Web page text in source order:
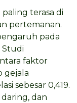
terasa di
pertemanan.
pada
Studi
faktor
gejala
sebesar 0,419.
dan